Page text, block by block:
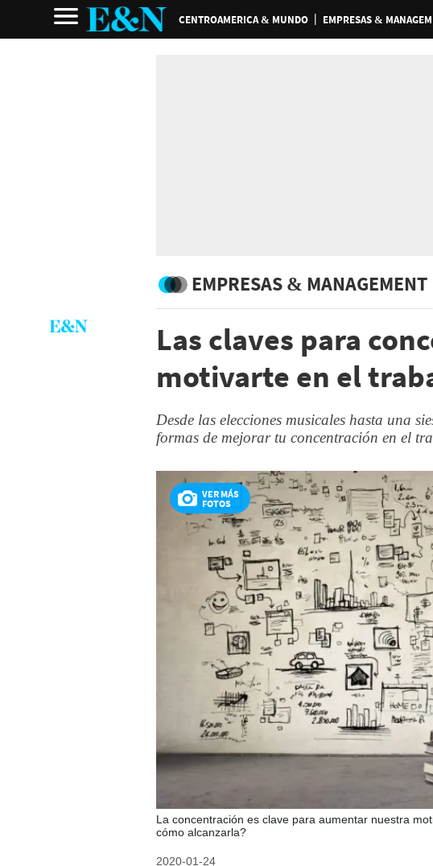
CENTROAMERICA & MUNDO EMPRESAS &
EMPRESAS & MANAGEMENT
Las claves para
motivarte en el
Desde las elecciones musicales hasta una
formas de mejorar tu concentración en el
VER MÁS
FOTOS
La concentración es clave para aumentar nuestra
cómo alcanzarla?
2020-01-24